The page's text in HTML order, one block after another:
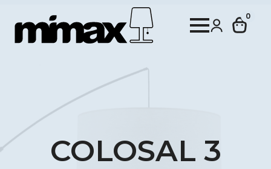
0
COLOSAL 3